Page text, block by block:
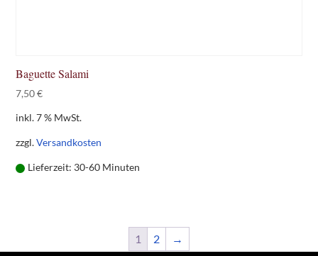
Baguette Salami
7,50€
inkl. 7 % MwSt.
zzgl.Versandkosten
Lieferzeit: 30-60 Minuten
1 2 →